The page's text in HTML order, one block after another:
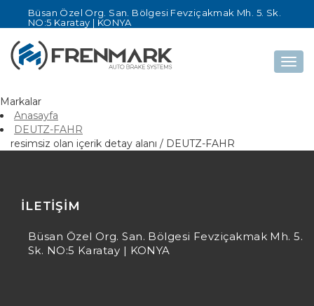
Büsan Özel Org. San. Bölgesi Fevziçakmak Mh. 5. Sk.
NO:5 Karatay | KONYA
Markalar
Anasayfa
DEUTZ-FAHR
resimsiz olan içerik detay alanı / DEUTZ-FAHR
İLETIŞIM
Büsan Özel Org. San. Bölgesi Fevziçakmak Mh. 5.
Sk. NO:5 Karatay | KONYA